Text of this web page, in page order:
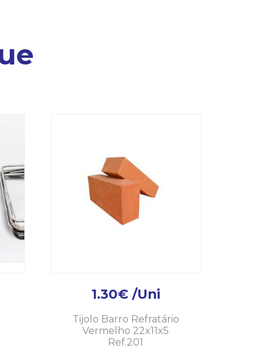
1.30€ /Uni
Tijolo Barro Refratário
Vermelho 22x11x5
Ref.201